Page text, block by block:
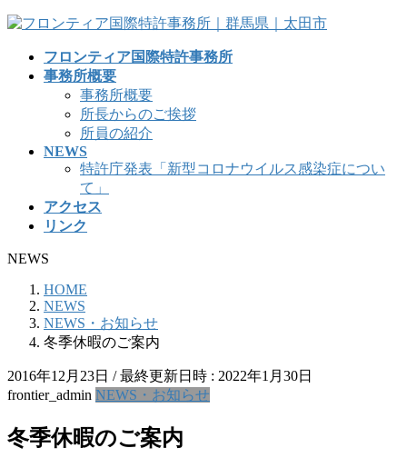
コ
ナ
フロンティア国際特許事務所
事務所概要
事務所概要
所長からのご挨拶
所員の紹介
NEWS
特許庁発表「新型コロナウイルス感染症につい
て」
アクセス
リンク
NEWS
HOME
NEWS
NEWS・お知らせ
冬季休暇のご案内
2016年12月23日 / 最終更新日時 : 2022年1月30日
frontier_admin NEWS・お知らせ
冬季休暇のご案内